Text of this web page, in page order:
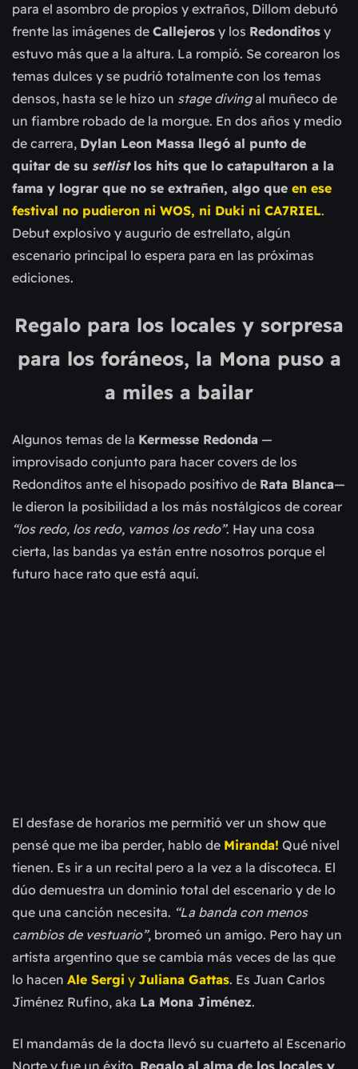
para el asombro de propios y extraños, Dillom debutó
frente las imágenes de Callejeros y los Redonditos y
estuvo más que a la altura. La rompió. Se corearon los
temas dulces y se pudrió totalmente con los temas
densos, hasta se le hizo un stage divingal muñeco de
un fiambre robado de la morgue. En dos años y medio
de carrera, Dylan Leon Massa llegó al punto de
quitar de su setlistlos hits que lo catapultaron a la
fama y lograr que no se extrañen, algo que en ese
festival no pudieron ni WOS, ni Duki ni CA7RIEL.
Debut explosivo y augurio de estrellato, algún
escenario principal lo espera para en las próximas
ediciones.
Regalo para los locales y sorpresa
para los foráneos, la Mona puso a
a miles a bailar
Algunos temas de la Kermesse Redonda —
improvisado conjunto para hacer covers de los
Redonditos ante el hisopado positivo de Rata Blanca—
le dieron la posibilidad a los más nostálgicos de corear
“los redo, los redo, vamos los redo”. Hay una cosa
cierta, las bandas ya están entre nosotros porque el
futuro hace rato que está aquí.
El desfase de horarios me permitió ver un show que
pensé que me iba perder, hablo de Miranda! Qué nivel
tienen. Es ir a un recital pero a la vez a la discoteca. El
dúo demuestra un dominio total del escenario y de lo
que una canción necesita. “La banda con menos
cambios de vestuario”, bromeó un amigo. Pero hay un
artista argentino que se cambia más veces de las que
lo hacen Ale Sergi y Juliana Gattas. Es Juan Carlos
Jiménez Rufino, aka La Mona Jiménez.
El mandamás de la docta llevó su cuarteto al Escenario